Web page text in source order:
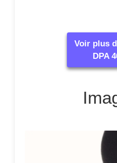
Voir plus
DPA